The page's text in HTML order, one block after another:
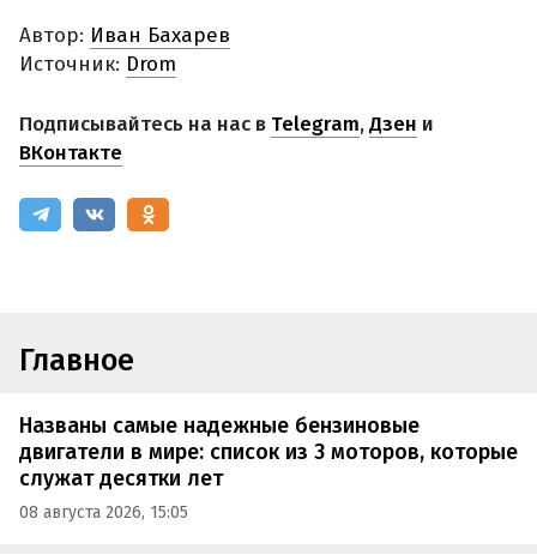
Автор: Иван Бахарев
Источник: Drom
Подписывайтесь на нас в Telegram,Дзен и
ВКонтакте
Главное
Названы самые надежные бензиновые
двигатели в мире: список из 3 моторов, которые
служат десятки лет
08 августа 2026, 15:05